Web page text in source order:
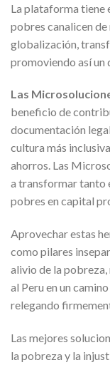
La plataforma tiene
pobres canalicen
globalización,
promoviendo así un
Las
beneficio de
documentación
cultura más
ahorros. Las
a transformar tanto
pobres en capital
Aprovechar estas
como pilares
alivio de la
al Peru en un
relegando
Las mejores
la pobreza y la